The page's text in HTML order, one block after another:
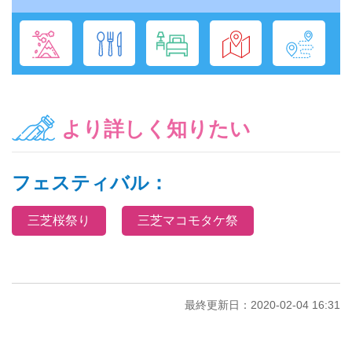
より詳しく知りたい
フェスティバル：
三芝桜祭り 三芝マコモタケ祭
最終更新日：2020-02-04 16:31